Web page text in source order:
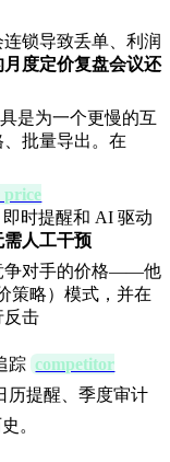
锁导致丢单、利润
度定价复盘会议还
是为一个更慢的互
批量导出。在
price
即时提醒和 AI 驱动
人工干预
争对手的价格——他
策略）模式，并在
反击
踪 competitor
历提醒、季度审计
。